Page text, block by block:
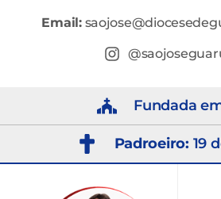
Email:
Fundada
Padroeiro: 19